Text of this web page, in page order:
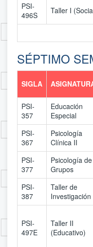
PSI-
496S
Taller I
SÉPTIMO
SIGLA
PSI-
357
Educación
Especial
PSI-
367
Psicología
Clínica II
PSI-
377
Psicología de
Grupos
PSI-
387
Taller de
Investigación
PSI-
497E
Taller II
(Educativo)